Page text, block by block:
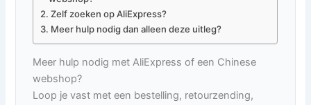
Zelf zoeken op AliExpress?
Meer hulp nodig dan alleen deze uitleg?
Meer hulp nodig met AliExpress of een Chinese
webshop?
Loop je vast met een bestelling, retourzending,